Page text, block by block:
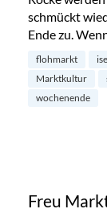
schmückt
Ende zu.
flohmarkt
Marktkultur
wochenende
Freu